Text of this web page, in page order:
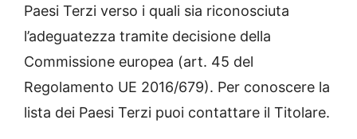
Paesi Terzi verso i quali sia riconosciuta
l’adeguatezza tramite decisione della
Commissione europea (art. 45 del
Regolamento UE 2016/679). Per conoscere la
lista dei Paesi Terzi puoi contattare il Titolare.